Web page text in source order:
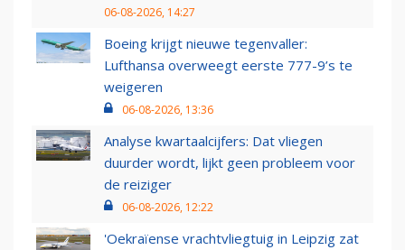
06-08-2026, 14:27
Boeing krijgt nieuwe tegenvaller:
Lufthansa overweegt eerste 777-9’s te
weigeren
06-08-2026, 13:36
Analyse kwartaalcijfers: Dat vliegen
duurder wordt, lijkt geen probleem voor
de reiziger
06-08-2026, 12:22
'Oekraïense vrachtvliegtuig in Leipzig zat